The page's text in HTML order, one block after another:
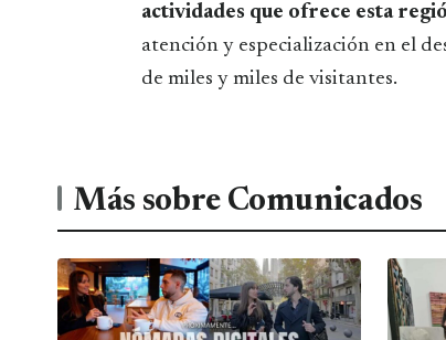
actividades que ofrece esta
atención y especialización en el
de miles y miles de visitantes.
Más sobre Comunicados